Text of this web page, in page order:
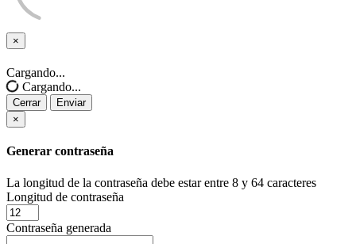
×
Cerrar
Cargando...
Cargando...
Cerrar
Enviar
×
Generar contraseña
La longitud de la contraseña debe estar entre 8 y 64 caracteres
Longitud de contraseña
Contraseña generada